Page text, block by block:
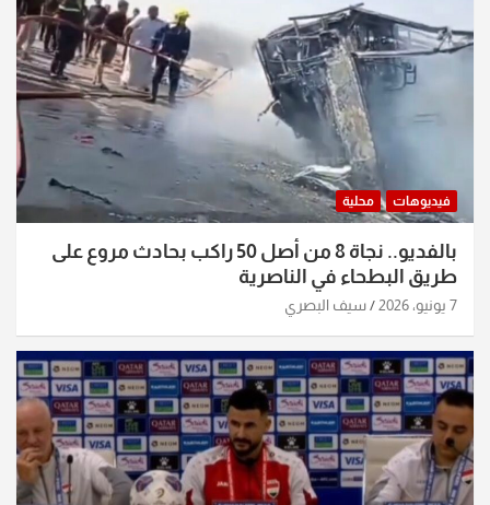
فيديوهات محلية
بالفديو.. نجاة 8 من أصل 50 راكب بحادث مروع على
طريق البطحاء في الناصرية
7 يونيو، 2026 سيف البصري